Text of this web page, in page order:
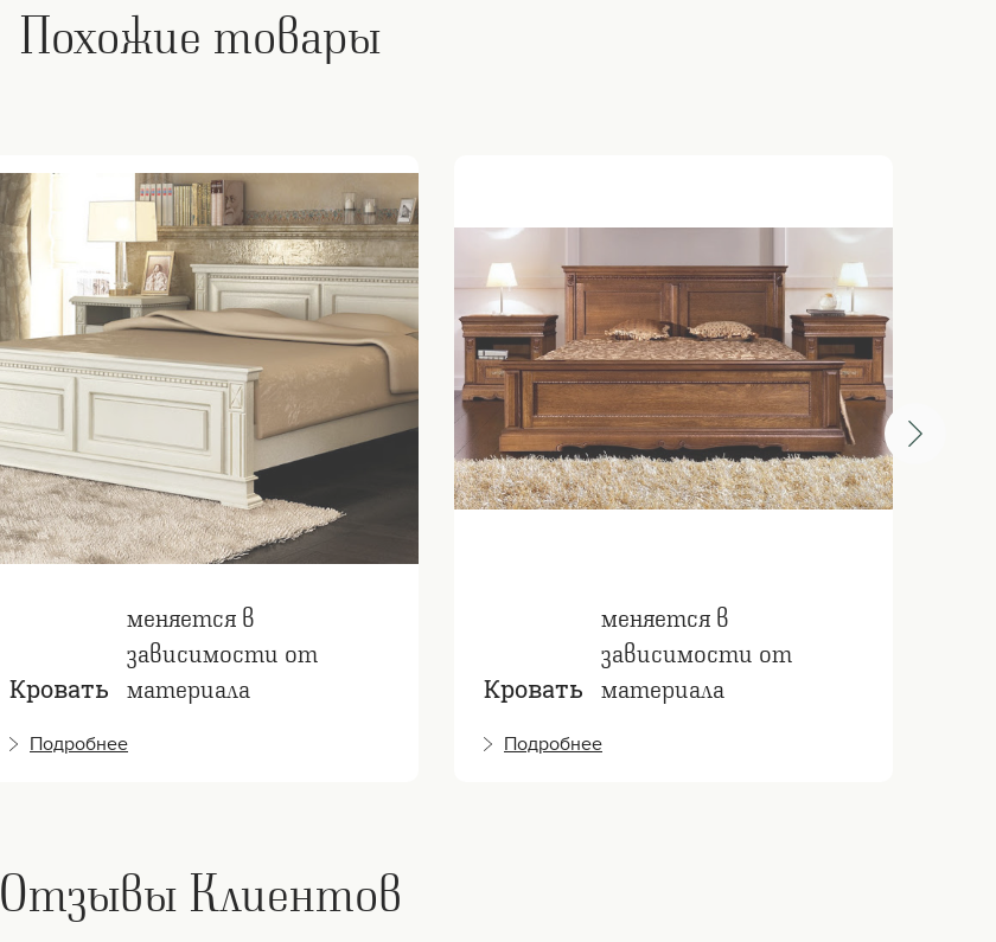
Похожие товары
Кровать
меняется в
зависимости от
материала
Подробнее
Кровать
меняется в
зависимости от
материала
Подробнее
Отзывы Клиентов